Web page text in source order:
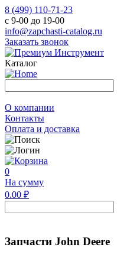
8 (499) 110-71-23
с 9-00 до 19-00
info@zapchasti-catalog.ru
Заказать звонок
Каталог
О компании
Контакты
Оплата и доставка
0
На сумму
0.00 ₽
Запчасти John Deere